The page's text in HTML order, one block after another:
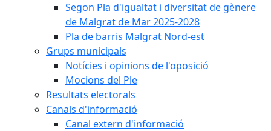
Segon Pla d'igualtat i diversitat de gènere
de Malgrat de Mar 2025-2028
Pla de barris Malgrat Nord-est
Grups municipals
Notícies i opinions de l'oposició
Mocions del Ple
Resultats electorals
Canals d'informació
Canal extern d'informació